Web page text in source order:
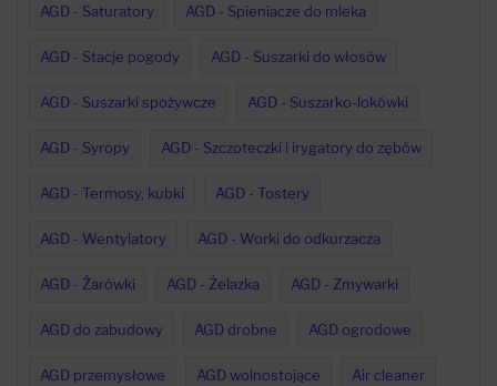
AGD - Saturatory AGD - Spieniacze do mleka
AGD - Stacje pogody AGD - Suszarki do włosów
AGD - Suszarki spożywcze AGD - Suszarko-lokówki
AGD - Syropy AGD - Szczoteczki i irygatory do zębów
AGD - Termosy, kubki AGD - Tostery
AGD - Wentylatory AGD - Worki do odkurzacza
AGD - Żarówki AGD - Żelazka AGD - Zmywarki
AGD do zabudowy AGD drobne AGD ogrodowe
AGD przemysłowe AGD wolnostojące Air cleaner